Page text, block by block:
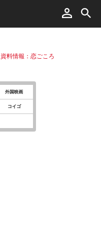
料情報：恋ごころ
外国映画
コイゴ